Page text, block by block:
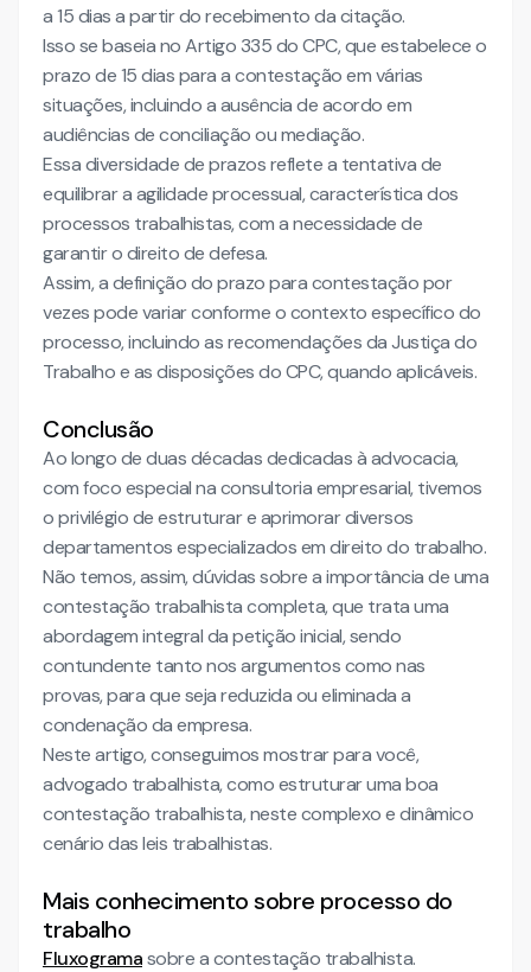
a 15 dias a partir do recebimento da citação.
Isso se baseia no Artigo 335 do CPC, que estabelece o
prazo de 15 dias para a contestação em várias
situações, incluindo a ausência de acordo em
audiências de conciliação ou mediação.
Essa diversidade de prazos reflete a tentativa de
equilibrar a agilidade processual, característica dos
processos trabalhistas, com a necessidade de
garantir o direito de defesa.
Assim, a definição do prazo para contestação por
vezes pode variar conforme o contexto específico do
processo, incluindo as recomendações da Justiça do
Trabalho e as disposições do CPC, quando aplicáveis.
Conclusão
Ao longo de duas décadas dedicadas à advocacia,
com foco especial na consultoria empresarial, tivemos
o privilégio de estruturar e aprimorar diversos
departamentos especializados em direito do trabalho.
Não temos, assim, dúvidas sobre a importância de uma
contestação trabalhista completa, que trata uma
abordagem integral da petição inicial, sendo
contundente tanto nos argumentos como nas
provas, para que seja reduzida ou eliminada a
condenação da empresa.
Neste artigo, conseguimos mostrar para você,
advogado trabalhista, como estruturar uma boa
contestação trabalhista, neste complexo e dinâmico
cenário das leis trabalhistas.
Mais conhecimento sobre processo do
trabalho
Fluxogramasobre a contestação trabalhista.